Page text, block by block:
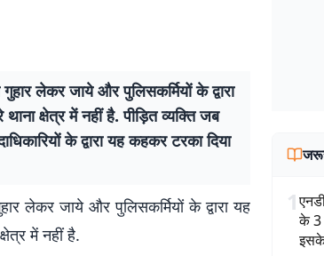
लेकर जाये और पुलिसकर्मियों के द्वारा
क्षेत्र में नहीं है. पीड़ित व्यक्ति जब
के द्वारा यह कहकर टरका दिया
लेकर जाये और पुलिसकर्मियों के द्वारा यह
में नहीं है.
1
के 3